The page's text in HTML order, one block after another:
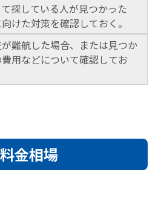
て探している人が見つかった
けた対策を確認しておく。
が難航した場合、または見つか
用などについて確認してお
金相場